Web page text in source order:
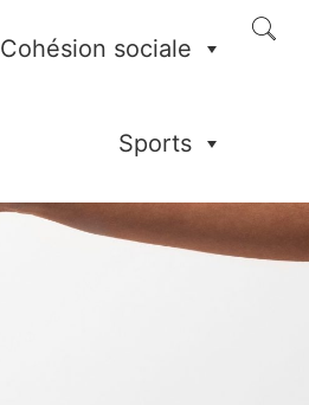
Cohésion sociale
Sports